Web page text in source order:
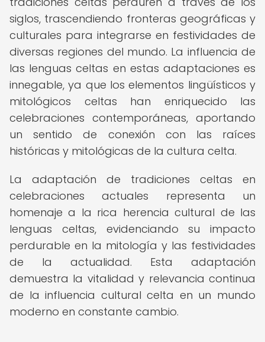
siglos, trascendiendo fronteras geográficas y
culturales para integrarse en festividades de
diversas regiones del mundo. La influencia de
las lenguas celtas en estas adaptaciones es
innegable, ya que los elementos lingüísticos y
mitológicos celtas han enriquecido las
celebraciones contemporáneas, aportando
un sentido de conexión con las raíces
históricas y mitológicas de la cultura celta.
La adaptación de tradiciones celtas en
celebraciones actuales representa un
homenaje a la rica herencia cultural de las
lenguas celtas, evidenciando su impacto
perdurable en la mitología y las festividades
de la actualidad. Esta adaptación
demuestra la vitalidad y relevancia continua
de la influencia cultural celta en un mundo
moderno en constante cambio.